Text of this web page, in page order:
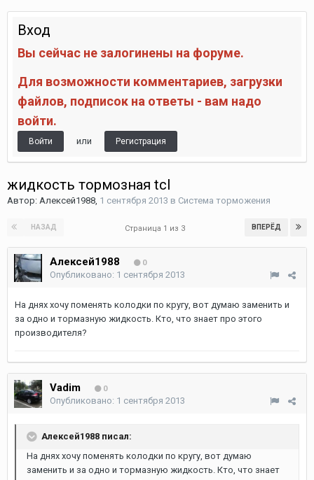
Вход
Вы сейчас не залогинены на форуме.
Для возможности комментариев, загрузки
файлов, подписок на ответы - вам надо
войти.
Войти или Регистрация
жидкость тормозная tcl
Автор: Алексей1988, 1 сентября 2013 в Система торможения
НАЗАД ВПЕРЁД
Страница 1 из 3
Алексей1988 0
Опубликовано: 1 сентября 2013
На днях хочу поменять колодки по кругу, вот думаю заменить и
за одно и тормазную жидкость. Кто, что знает про этого
производителя?
Vadim 0
Опубликовано: 1 сентября 2013
Алексей1988 писал:
На днях хочу поменять колодки по кругу, вот думаю
заменить и за одно и тормазную жидкость. Кто, что знает